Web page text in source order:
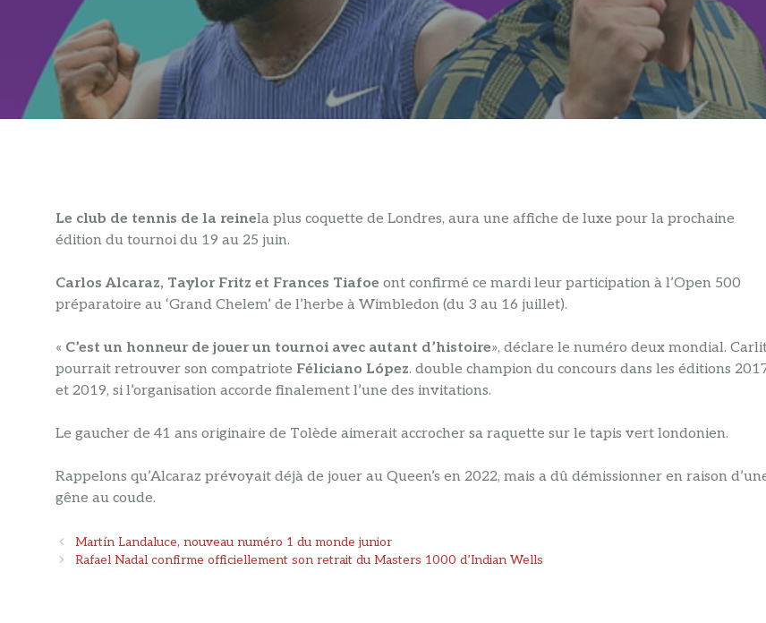
Le club de tennis de la reinela plus coquette de Londres, aura une affiche de luxe pour la prochaine
édition du tournoi du 19 au 25 juin.
Carlos Alcaraz, Taylor Fritz et Frances Tiafoe ont confirmé ce mardi leur participation à l’Open 500
préparatoire au ‘Grand Chelem’ de l’herbe à Wimbledon (du 3 au 16 juillet).
« C’est un honneur de jouer un tournoi avec autant d’histoire», déclare le numéro deux mondial.
pourrait retrouver son compatriote Féliciano López. double champion du concours dans les éditions
et 2019, si l’organisation accorde finalement l’une des invitations.
Le gaucher de 41 ans originaire de Tolède aimerait accrocher sa raquette sur le tapis vert londonien.
Rappelons qu’Alcaraz prévoyait déjà de jouer au Queen’s en 2022, mais a dû démissionner en raison
gêne au coude.
Navigation
des
Martín Landaluce, nouveau numéro 1 du monde junior
Rafael Nadal confirme officiellement son retrait du Masters 1000 d’Indian Wells